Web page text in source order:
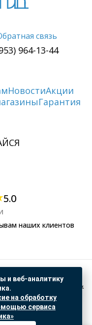
связь
964-13-44
НовостиАкции
Гарантия
5.0
наших клиентов
данных
Яндекс Метрика
не является публичной
ознакомительные
вSO.USE
и веб-аналитику
на обработку
сервиса